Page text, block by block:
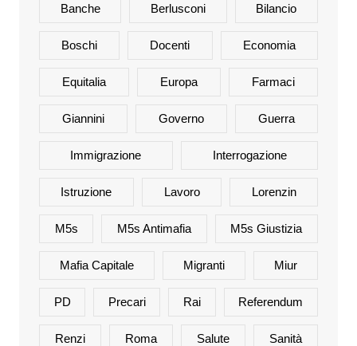
Banche Berlusconi Bilancio
Boschi Docenti Economia
Equitalia Europa Farmaci
Giannini Governo Guerra
Immigrazione Interrogazione
Istruzione Lavoro Lorenzin
M5s M5s Antimafia M5s Giustizia
Mafia Capitale Migranti Miur
PD Precari Rai Referendum
Renzi Roma Salute Sanità